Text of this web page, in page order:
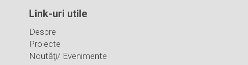
Link-uri utile
Despre
Proiecte
Noutăţi/ Evenimente